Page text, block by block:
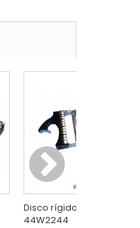
Disco rígido IBM GB
44W2244